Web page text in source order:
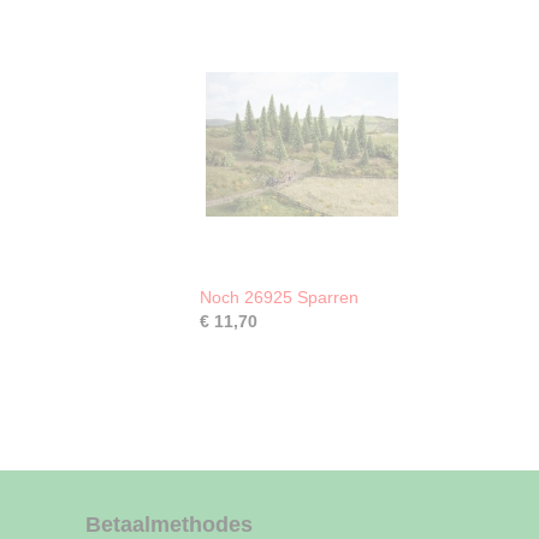
Noch 26925 Sparren
€ 11,70
Betaalmethodes